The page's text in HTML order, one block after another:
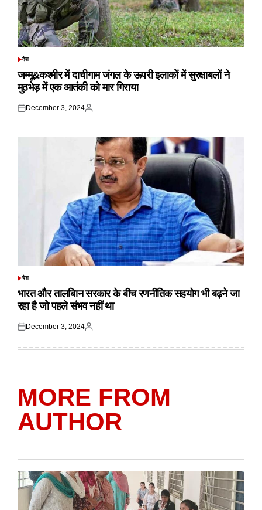
POSTED
देश
जम्मू&कश्मीर में दाचीगाम जंगल के ऊपरी इलाकों में सुरक्षाबलों ने
मुठभेड़ में एक आतंकी को मार गिराया
Posted
December 3, 2024
Posted
POSTED
देश
भारत और तालबिान सरकार के बीच रणनीतिक सहयोग भी बढ़ने जा
रहा है जो पहले संभव नहीं था
Posted
December 3, 2024
Posted
MORE FROM
AUTHOR